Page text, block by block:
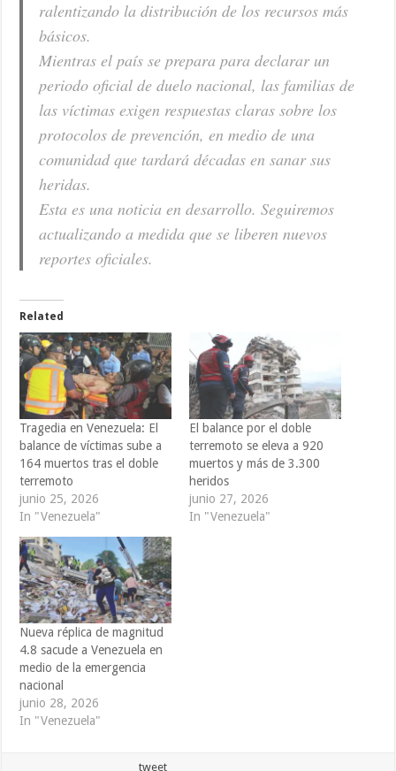
ralentizando la distribución de los recursos más
básicos.
Mientras el país se prepara para declarar un
periodo oficial de duelo nacional, las familias de
las víctimas exigen respuestas claras sobre los
protocolos de prevención, en medio de una
comunidad que tardará décadas en sanar sus
heridas.
Esta es una noticia en desarrollo. Seguiremos
actualizando a medida que se liberen nuevos
reportes oficiales.
Related
Tragedia en Venezuela: El
balance de víctimas sube a
164 muertos tras el doble
terremoto
junio 25, 2026
In "Venezuela"
El balance por el doble
terremoto se eleva a 920
muertos y más de 3.300
heridos
junio 27, 2026
In "Venezuela"
Nueva réplica de magnitud
4.8 sacude a Venezuela en
medio de la emergencia
nacional
junio 28, 2026
In "Venezuela"
tweet